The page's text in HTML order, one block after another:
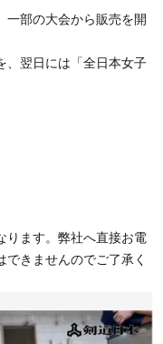
一部の大会から販売を開
、翌日には「全日本女子
ます。弊社へ直接お電
きませんのでご了承く